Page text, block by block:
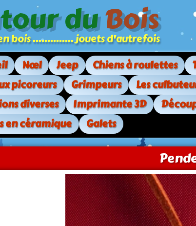
duBois
bois .............. jouets d'autrefois
Nœl Jeep Chiens à roulettes
picoreurs
Grimpeurs Les
diverses
Imprimante 3D
en céramique
Galets